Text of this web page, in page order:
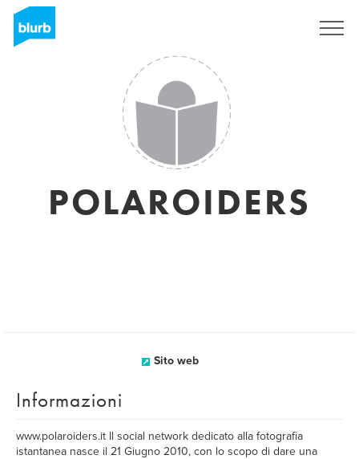
POLAROIDERS
Sito web
Informazioni
www.polaroiders.it Il social network dedicato alla fotografia
istantanea nasce il 21 Giugno 2010, con lo scopo di dare una